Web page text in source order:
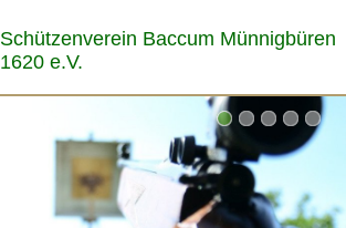
Schützenverein Baccum Münnigbüren
1620 e.V.